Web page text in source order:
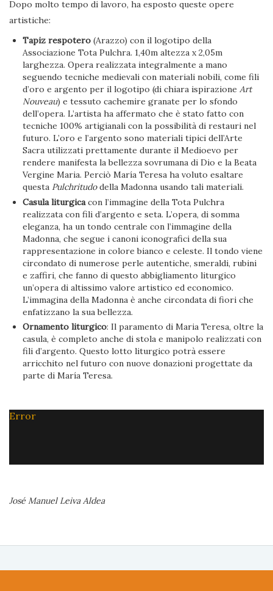
Dopo molto tempo di lavoro, ha esposto queste opere
artistiche:
Tapiz respotero (Arazzo) con il logotipo della
Associazione Tota Pulchra. 1,40m altezza x 2,05m
larghezza. Opera realizzata integralmente a mano
seguendo tecniche medievali con materiali nobili, come fili
d’oro e argento per il logotipo (di chiara ispirazioneArt
Nouveau) e tessuto cachemire granate per lo sfondo
dell’opera. L’artista ha affermato che è stato fatto con
tecniche 100% artigianali con la possibilità di restauri nel
futuro. L’oro e l’argento sono materiali tipici dell’Arte
Sacra utilizzati prettamente durante il Medioevo per
rendere manifesta la bellezza sovrumana di Dio e la Beata
Vergine Maria. Perciò María Teresa ha voluto esaltare
questa Pulchritudodella Madonna usando tali materiali.
Casula liturgicacon l’immagine della Tota Pulchra
realizzata con fili d’argento e seta. L’opera, di somma
eleganza, ha un tondo centrale con l’immagine della
Madonna, che segue i canoni iconografici della sua
rappresentazione in colore bianco e celeste. Il tondo viene
circondato di numerose perle autentiche, smeraldi, rubini
e zaffiri, che fanno di questo abbigliamento liturgico
un’opera di altissimo valore artistico ed economico.
L’immagina della Madonna è anche circondata di fiori che
enfatizzano la sua bellezza.
Ornamento liturgico: Il paramento di Maria Teresa, oltre la
casula, è completo anche di stola e manipolo realizzati con
fili d’argento. Questo lotto liturgico potrà essere
arricchito nel futuro con nuove donazioni progettate da
parte di María Teresa.
Error
José Manuel Leiva Aldea